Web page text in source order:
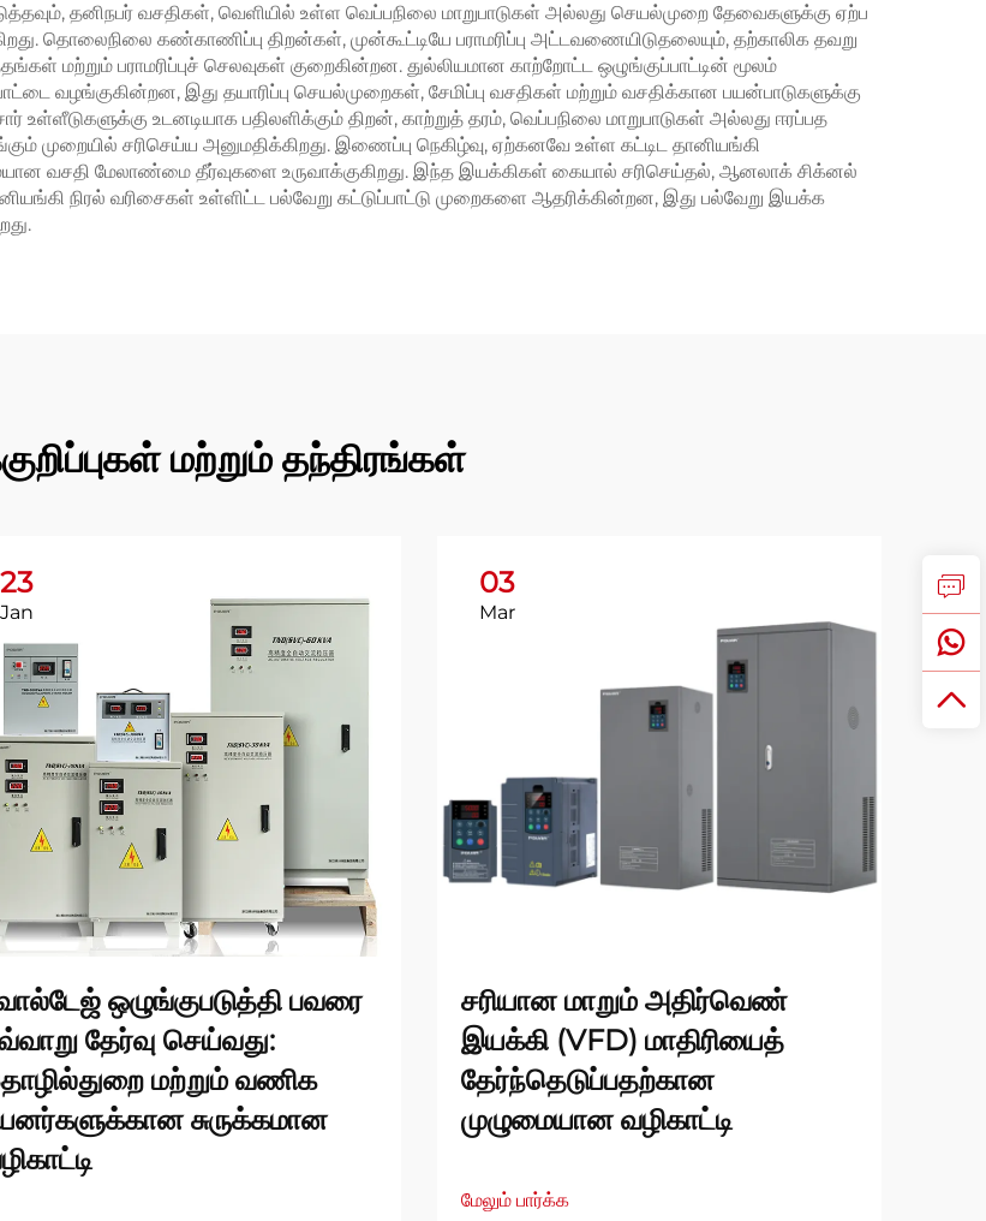
தனிநபர் வசதிகள், வெளியில் உள்ள வெப்பநிலை மாறுபாடுகள் அல்லது செயல்முறை தேவைகளுக்கு ஏற்ப
தொலைநிலை கண்காணிப்பு திறன்கள், முன்கூட்டியே பராமரிப்பு அட்டவணையிடுதலையும், தற்காலிக தவறு
மற்றும் பராமரிப்புச் செலவுகள் குறைகின்றன. துல்லியமான காற்றோட்ட ஒழுங்குப்பாட்டின் மூலம்
வழங்குகின்றன, இது தயாரிப்பு செயல்முறைகள், சேமிப்பு வசதிகள் மற்றும் வசதிக்கான பயன்பாடுகளுக்கு
உள்ளீடுகளுக்கு உடனடியாக பதிலளிக்கும் திறன், காற்றுத் தரம், வெப்பநிலை மாறுபாடுகள் அல்லது ஈரப்பத
சரிசெய்ய அனுமதிக்கிறது. இணைப்பு நெகிழ்வு, ஏற்கனவே உள்ள கட்டிட தானியங்கி
வசதி மேலாண்மை தீர்வுகளை உருவாக்குகிறது. இந்த இயக்கிகள் கையால் சரிசெய்தல், ஆனலாக் சிக்னல்
நிரல் வரிசைகள் உள்ளிட்ட பல்வேறு கட்டுப்பாட்டு முறைகளை ஆதரிக்கின்றன, இது பல்வேறு இயக்க
மற்றும் தந்திரங்கள்
23
Jan
ஒழுங்குபடுத்தி பவரை
தேர்வு செய்வது:
மற்றும் வணிக
சுருக்கமான
03
Mar
சரியான மாறும் அதிர்வெண்
இயக்கி (VFD) மாதிரியைத்
தேர்ந்தெடுப்பதற்கான
முழுமையான வழிகாட்டி
மேலும் பார்க்க